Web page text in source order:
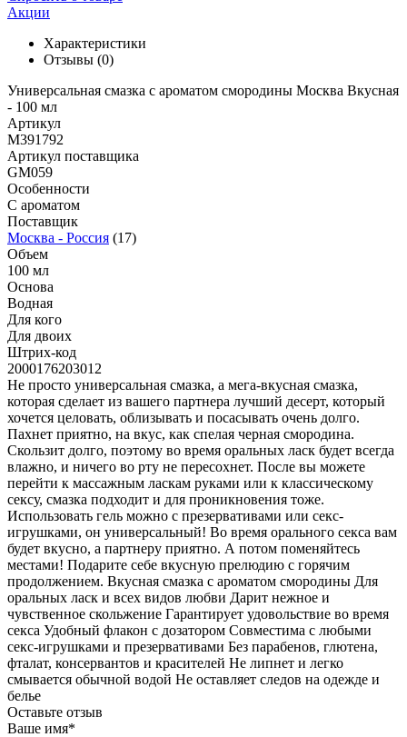
Акции
Характеристики
Отзывы (0)
Универсальная смазка с ароматом смородины Москва Вкусная
- 100 мл
Артикул
M391792
Артикул поставщика
GM059
Особенности
С ароматом
Поставщик
Москва - Россия (17)
Объем
100 мл
Основа
Водная
Для кого
Для двоих
Штрих-код
2000176203012
Не просто универсальная смазка, а мега-вкусная смазка,
которая сделает из вашего партнера лучший десерт, который
хочется целовать, облизывать и посасывать очень долго.
Пахнет приятно, на вкус, как спелая черная смородина.
Скользит долго, поэтому во время оральных ласк будет всегда
влажно, и ничего во рту не пересохнет. После вы можете
перейти к массажным ласкам руками или к классическому
сексу, смазка подходит и для проникновения тоже.
Использовать гель можно с презервативами или секс-
игрушками, он универсальный! Во время орального секса вам
будет вкусно, а партнеру приятно. А потом поменяйтесь
местами! Подарите себе вкусную прелюдию с горячим
продолжением. Вкусная смазка с ароматом смородины Для
оральных ласк и всех видов любви Дарит нежное и
чувственное скольжение Гарантирует удовольствие во время
секса Удобный флакон с дозатором Совместима с любыми
секс-игрушками и презервативами Без парабенов, глютена,
фталат, консервантов и красителей Не липнет и легко
смывается обычной водой Не оставляет следов на одежде и
белье
Оставьте отзыв
Ваше имя*